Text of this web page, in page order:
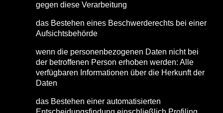
gegen diese Verarbeitung
das Bestehen eines Beschwerderechts bei einer
Aufsichtsbehörde
wenn die personenbezogenen Daten nicht bei
der betroffenen Person erhoben werden: Alle
verfügbaren Informationen über die Herkunft der
Daten
das Bestehen einer automatisierten